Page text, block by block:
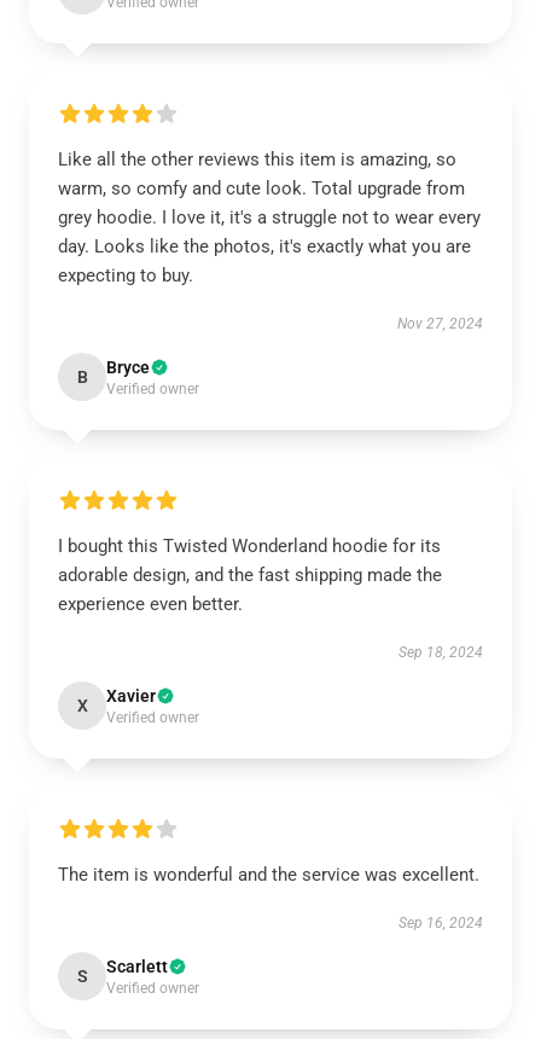
Like all the other reviews this item is amazing, so
warm, so comfy and cute look. Total upgrade from
grey hoodie. I love it, it's a struggle not to wear every
day. Looks like the photos, it's exactly what you are
expecting to buy.
Nov 27, 2024
B Bryce
Verified owner
I bought this Twisted Wonderland hoodie for its
adorable design, and the fast shipping made the
experience even better.
Sep 18, 2024
X Xavier
Verified owner
The item is wonderful and the service was excellent.
Sep 16, 2024
S Scarlett
Verified owner